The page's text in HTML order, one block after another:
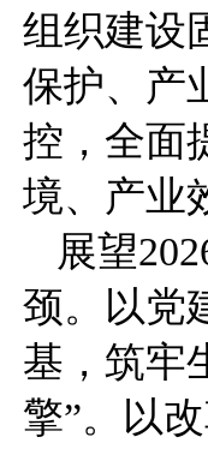
组织建设
保护、产
控，全面
境、产业
展望
颈。以党
基，筑牢
擎”。以